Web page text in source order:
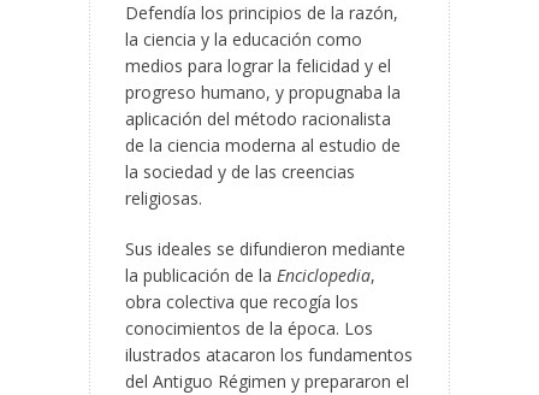
Defendía los principios de la razón,
la ciencia y la educación como
medios para lograr la felicidad y el
progreso humano, y propugnaba la
aplicación del método racionalista
de la ciencia moderna al estudio de
la sociedad y de las creencias
religiosas.
Sus ideales se difundieron mediante
la publicación de la Enciclopedia,
obra colectiva que recogía los
conocimientos de la época. Los
ilustrados atacaron los fundamentos
del Antiguo Régimen y prepararon el